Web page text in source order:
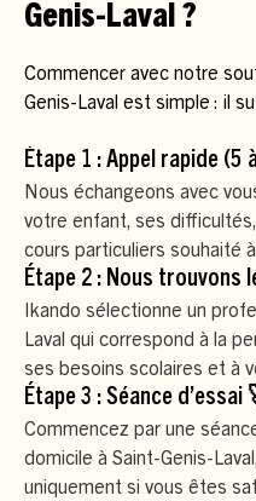
Genis-Laval ?
Commencer avec notre
Genis-Laval est simple : il
Étape 1 : Appel rapide (5
Nous échangeons avec
votre enfant, ses
cours particuliers souhaité
Étape 2 : Nous trouvons
Ikando sélectionne un
Laval qui correspond à la
ses besoins scolaires et à
Étape 3 : Séance d’essai
Commencez par une
domicile à Saint-Genis-
uniquement si vous êtes